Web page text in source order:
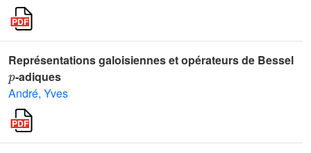
Représentations galoisiennes et opérateurs de Bessel
p
-adiques
André, Yves